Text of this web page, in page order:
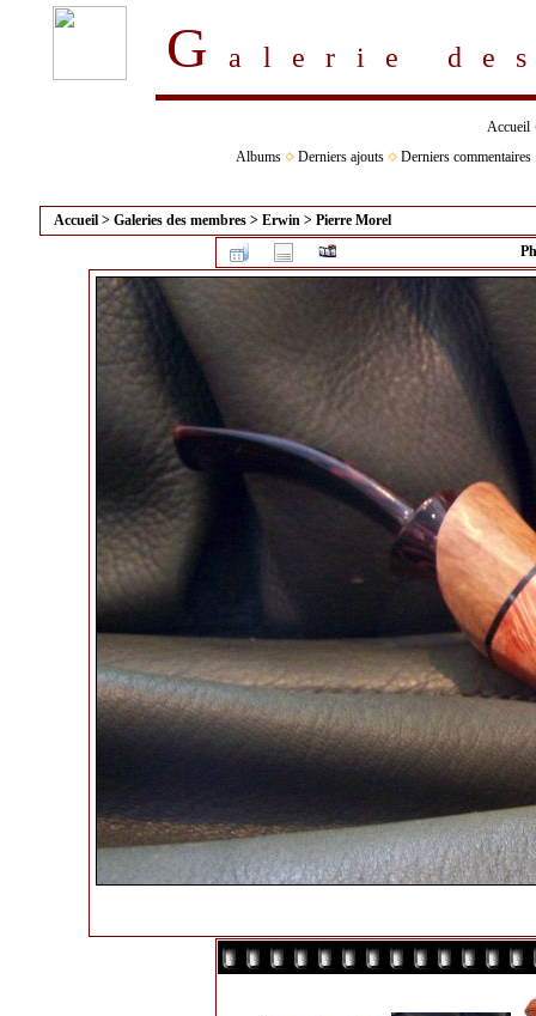
Galerie
Accueil
Albums
Derniers ajouts Derniers commentaires
Accueil > Galeries des membres > Erwin > Pierre Morel